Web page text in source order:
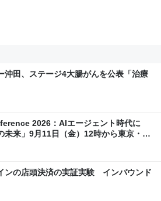
沖田、ステージ4大腸がんを公表「治療
2026：AIエージェント時代に
未来」9月11日（金）12時から東京・大
ンの店頭決済の実証実験 インバウンド